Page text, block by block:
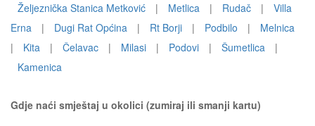
Željeznička Stanica Metković
| Metlica | Rudač |
Villa
Erna
| Dugi Rat Općina | Rt Borji | Podbilo |
Melnica
|
Kita | Čelavac | Milasi | Podovi | Šumetlica
|
Kamenica
Gdje naći smještaj u okolici (zumiraj ili smanji kartu)